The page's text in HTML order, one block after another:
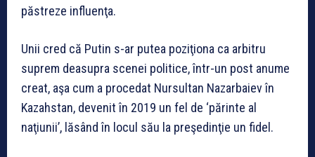
păstreze influenţa.
Unii cred că Putin s-ar putea poziţiona ca arbitru
suprem deasupra scenei politice, într-un post anume
creat, aşa cum a procedat Nursultan Nazarbaiev în
Kazahstan, devenit în 2019 un fel de ‘părinte al
naţiunii’, lăsând în locul său la preşedinţie un fidel.